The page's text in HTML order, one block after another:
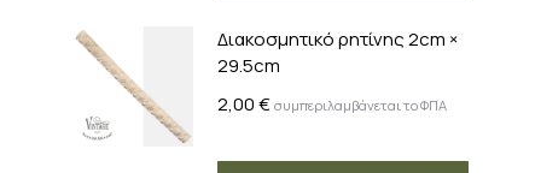
Διακοσμητικό ρητίνης 2cm ×
29.5cm
2,00€ συμπεριλαμβάνεται το ΦΠΑ